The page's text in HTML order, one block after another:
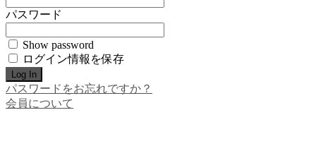
パスワード
Show password
ログイン情報を保存
パスワードをお忘れですか？
会員について